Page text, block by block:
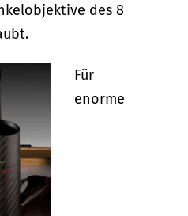
des 8
Für
enorme